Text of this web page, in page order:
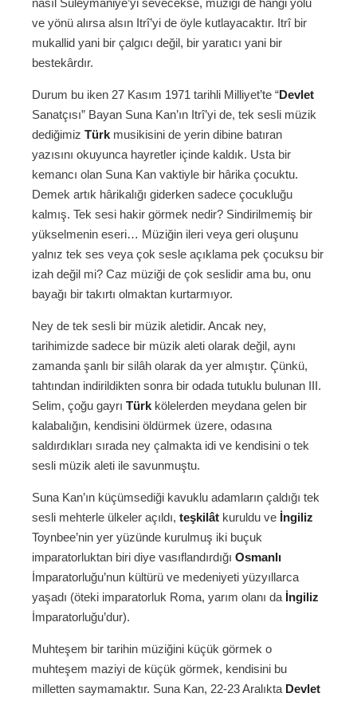
nasıl Süleymaniye’yi sevecekse, müziği de hangi yolu
ve yönü alırsa alsın Itrî’yi de öyle kutlayacaktır. Itrî bir
mukallid yani bir çalgıcı değil, bir yaratıcı yani bir
bestekârdır.
Durum bu iken 27 Kasım 1971 tarihli Milliyet’te “Devlet
Sanatçısı” Bayan Suna Kan’ın Itrî’yi de, tek sesli müzik
dediğimiz Türk musikisini de yerin dibine batıran
yazısını okuyunca hayretler içinde kaldık. Usta bir
kemancı olan Suna Kan vaktiyle bir hârika çocuktu.
Demek artık hârikalığı giderken sadece çocukluğu
kalmış. Tek sesi hakir görmek nedir? Sindirilmemiş bir
yükselmenin eseri… Müziğin ileri veya geri oluşunu
yalnız tek ses veya çok sesle açıklama pek çocuksu bir
izah değil mi? Caz müziği de çok seslidir ama bu, onu
bayağı bir takırtı olmaktan kurtarmıyor.
Ney de tek sesli bir müzik aletidir. Ancak ney,
tarihimizde sadece bir müzik aleti olarak değil, aynı
zamanda şanlı bir silâh olarak da yer almıştır. Çünkü,
tahtından indirildikten sonra bir odada tutuklu bulunan III.
Selim, çoğu gayrı Türk kölelerden meydana gelen bir
kalabalığın, kendisini öldürmek üzere, odasına
saldırdıkları sırada ney çalmakta idi ve kendisini o tek
sesli müzik aleti ile savunmuştu.
Suna Kan’ın küçümsediği kavuklu adamların çaldığı tek
sesli mehterle ülkeler açıldı, teşkilât kuruldu ve İngiliz
Toynbee’nin yer yüzünde kurulmuş iki buçuk
imparatorluktan biri diye vasıflandırdığı Osmanlı
İmparatorluğu’nun kültürü ve medeniyeti yüzyıllarca
yaşadı (öteki imparatorluk Roma, yarım olanı da İngiliz
İmparatorluğu’dur).
Muhteşem bir tarihin müziğini küçük görmek o
muhteşem maziyi de küçük görmek, kendisini bu
milletten saymamaktır. Suna Kan, 22-23 Aralıkta Devlet